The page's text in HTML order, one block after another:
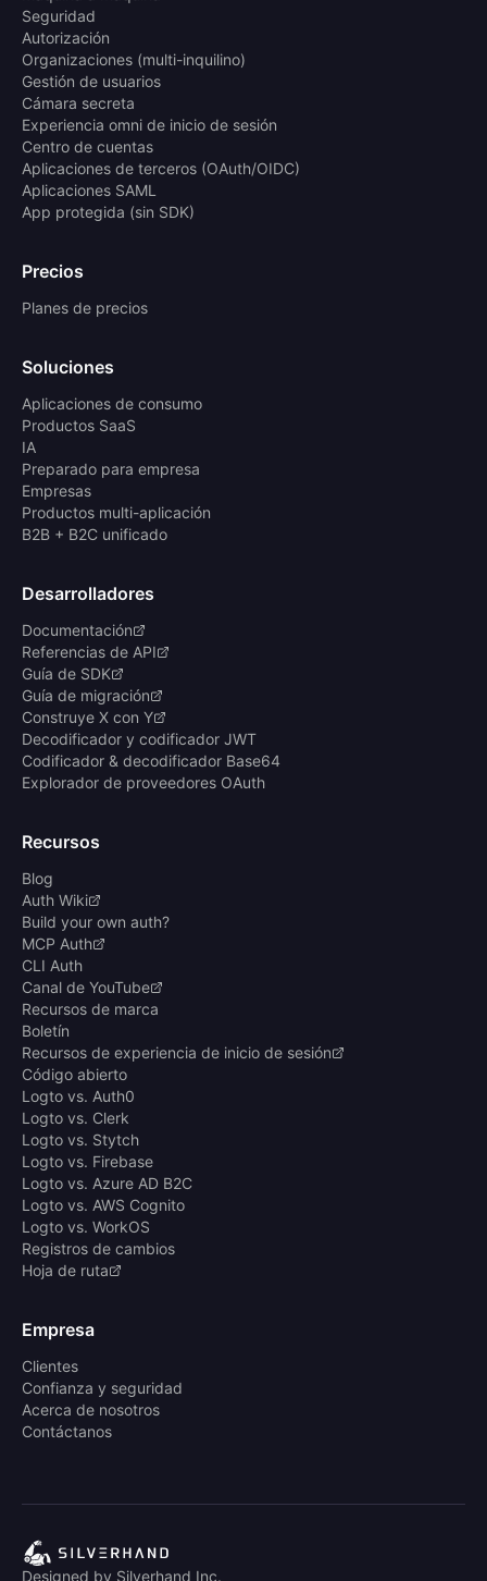
Seguridad
Autorización
Organizaciones (multi-inquilino)
Gestión de usuarios
Cámara secreta
Experiencia omni de inicio de sesión
Centro de cuentas
Aplicaciones de terceros (OAuth/OIDC)
Aplicaciones SAML
App protegida (sin SDK)
Precios
Planes de precios
Soluciones
Aplicaciones de consumo
Productos SaaS
IA
Preparado para empresa
Empresas
Productos multi-aplicación
B2B + B2C unificado
Desarrolladores
Documentación
Referencias de API
Guía de SDK
Guía de migración
Construye X con Y
Decodificador y codificador JWT
Codificador & decodificador Base64
Explorador de proveedores OAuth
Recursos
Blog
Auth Wiki
Build your own auth?
MCP Auth
CLI Auth
Canal de YouTube
Recursos de marca
Boletín
Recursos de experiencia de inicio de sesión
Código abierto
Logto vs. Auth0
Logto vs. Clerk
Logto vs. Stytch
Logto vs. Firebase
Logto vs. Azure AD B2C
Logto vs. AWS Cognito
Logto vs. WorkOS
Registros de cambios
Hoja de ruta
Empresa
Clientes
Confianza y seguridad
Acerca de nosotros
Contáctanos
Designed by Silverhand Inc.